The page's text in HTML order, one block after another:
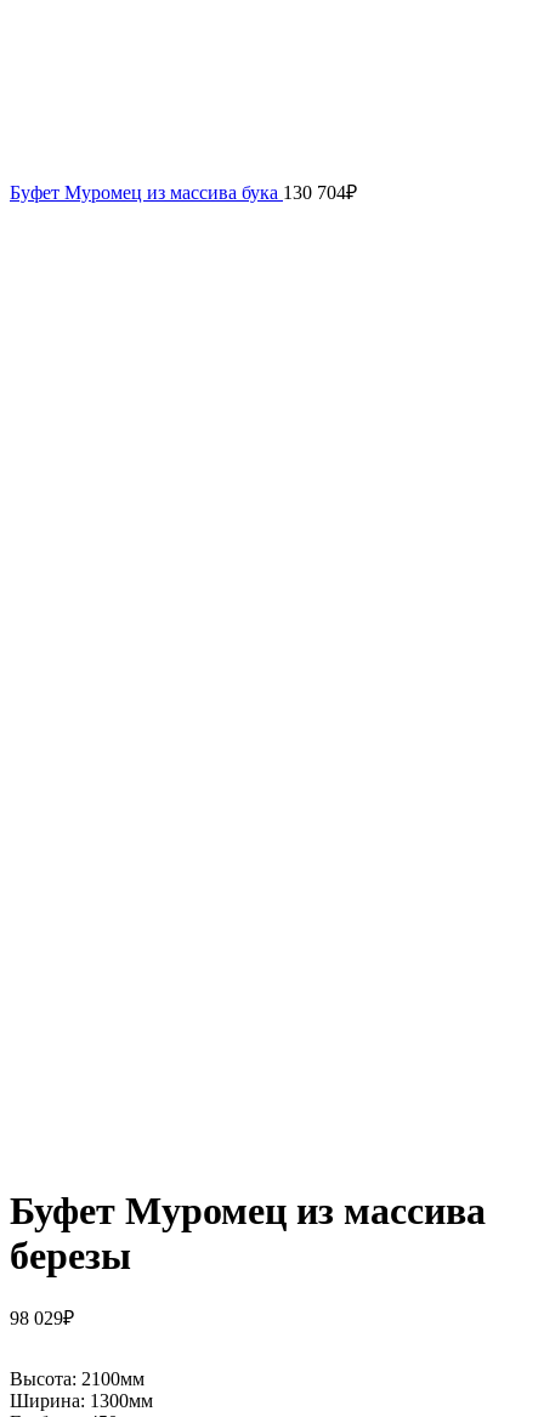
Буфет Муромец из массива бука 130 704₽
Буфет Муромец из массива
березы
98 029₽
Высота: 2100мм
Ширина: 1300мм